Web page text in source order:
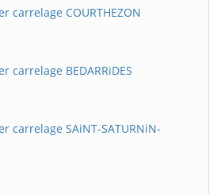
carrelage COURTHEZON
carrelage BEDARRiDES
carrelage SAiNT-SATURNiN-